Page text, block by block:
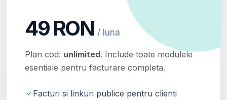
49 RON / luna
Plan cod: unlimited. Include toate modulele
esentiale pentru facturare completa.
Facturi si linkuri publice pentru clienti